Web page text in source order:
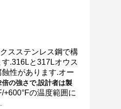
スステンレス鋼で構
.316Lと317Lオウス
性があります.オー
の強さで,設計者は製
+600°Fの温度範囲に